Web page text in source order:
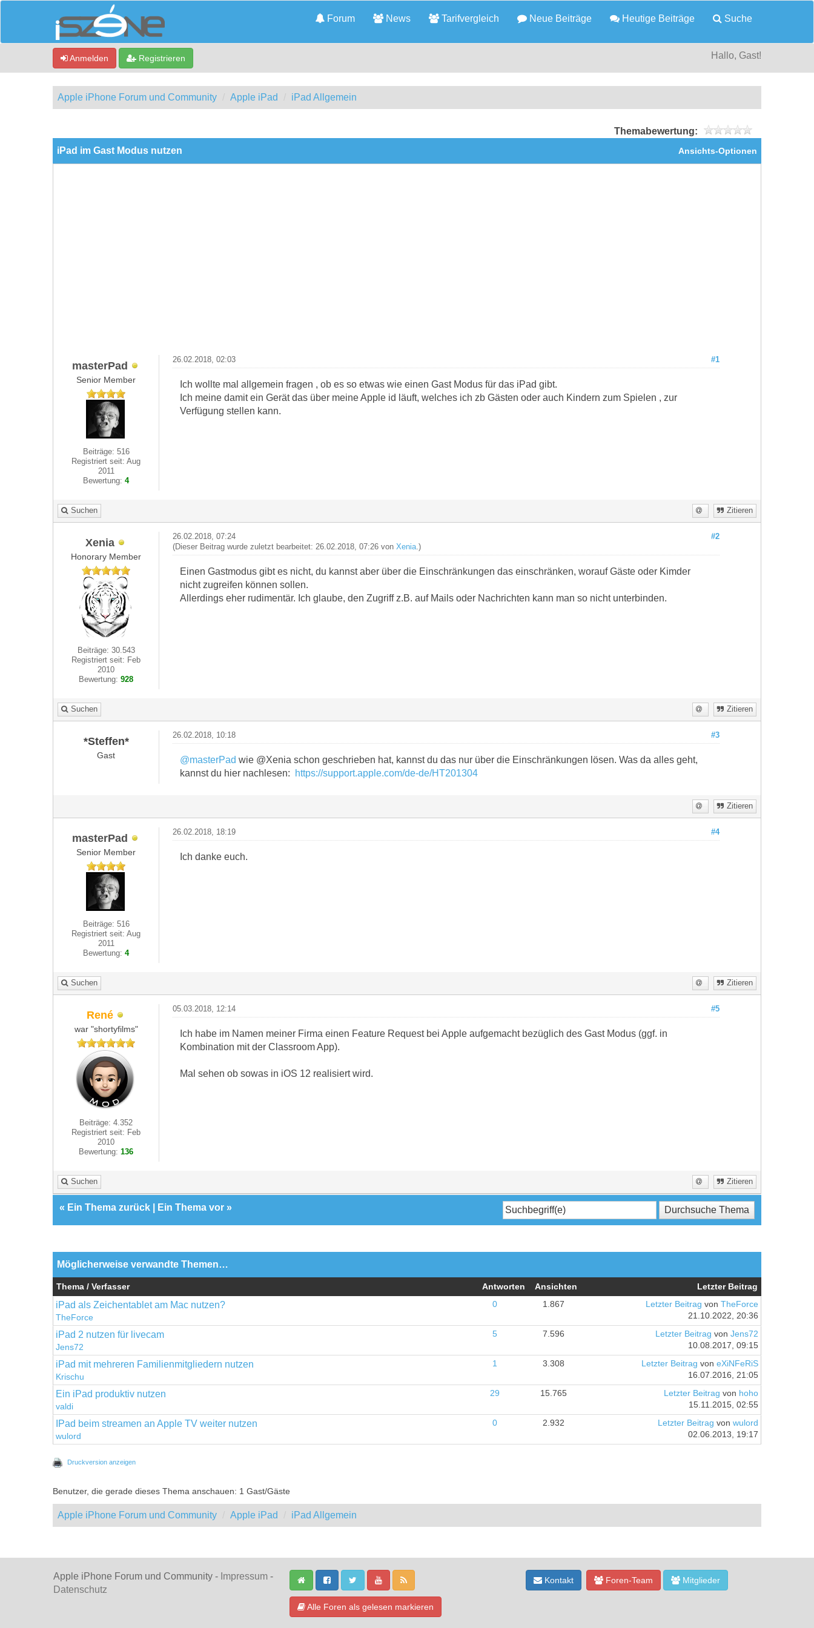
Forum News Tarifvergleich Neue Beiträge Heutige Beiträge Suche
Anmelden Registrieren Hallo, Gast!
Apple iPhone Forum und Community Apple iPad iPad Allgemein
Themabewertung:
Ansichts-Optionen
iPad im Gast Modus nutzen
masterPad
Senior Member
Beiträge: 516
Registriert seit: Aug
2011
Bewertung:4
#1
26.02.2018, 02:03
Ich wollte mal allgemein fragen , ob es so etwas wie einen Gast Modus für das iPad gibt.
Ich meine damit ein Gerät das über meine Apple id läuft, welches ich zb Gästen oder auch Kindern zum Spielen , zur
Verfügung stellen kann.
Suchen Zitieren
Xenia
Honorary Member
Beiträge: 30.543
Registriert seit: Feb
2010
Bewertung:928
#2
26.02.2018, 07:24
(Dieser Beitrag wurde zuletzt bearbeitet: 26.02.2018, 07:26 von Xenia.)
Einen Gastmodus gibt es nicht, du kannst aber über die Einschränkungen das einschränken, worauf Gäste oder Kimder
nicht zugreifen können sollen.
Allerdings eher rudimentär. Ich glaube, den Zugriff z.B. auf Mails oder Nachrichten kann man so nicht unterbinden.
Suchen Zitieren
*Steffen*
Gast
#3
26.02.2018, 10:18
@masterPad wie @Xenia schon geschrieben hat, kannst du das nur über die Einschränkungen lösen. Was da alles geht,
kannst du hier nachlesen:
https://support.apple.com/de-de/HT201304
Zitieren
masterPad
Senior Member
Beiträge: 516
Registriert seit: Aug
2011
Bewertung:4
#4
26.02.2018, 18:19
Ich danke euch.
Suchen Zitieren
René
war "shortyfilms"
Beiträge: 4.352
Registriert seit: Feb
2010
Bewertung:136
#5
05.03.2018, 12:14
Ich habe im Namen meiner Firma einen Feature Request bei Apple aufgemacht bezüglich des Gast Modus (ggf. in
Kombination mit der Classroom App).
Mal sehen ob sowas in iOS 12 realisiert wird.
Suchen Zitieren
« Ein Thema zurück Ein Thema vor »
Möglicherweise verwandte Themen…
Thema / Verfasser Antworten Ansichten Letzter Beitrag
iPad als Zeichentablet am Mac nutzen?
TheForce
0 1.867 Letzter Beitrag von TheForce
21.10.2022, 20:36
iPad 2 nutzen für livecam
Jens72
5 7.596 Letzter Beitrag von Jens72
10.08.2017, 09:15
iPad mit mehreren Familienmitgliedern nutzen
Krischu
1 3.308 Letzter Beitrag von eXiNFeRiS
16.07.2016, 21:05
Ein iPad produktiv nutzen
valdi
29 15.765 Letzter Beitrag von hoho
15.11.2015, 02:55
IPad beim streamen an Apple TV weiter nutzen
wulord
0 2.932 Letzter Beitrag von wulord
02.06.2013, 19:17
Druckversion anzeigen
Benutzer, die gerade dieses Thema anschauen: 1 Gast/Gäste
Apple iPhone Forum und Community Apple iPad iPad Allgemein
Apple iPhone Forum und Community - Impressum -
Datenschutz
Alle Foren als gelesen markieren
Kontakt Foren-Team Mitglieder